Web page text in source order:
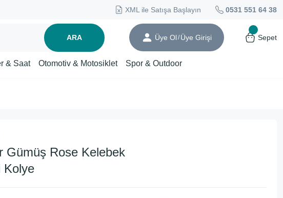
XML ile Satışa Başlayın 0531 551 64 38
ARA Üye Ol/ Üye Girişi Sepet
& Saat Otomotiv & Motosiklet Spor & Outdoor
Gümüş Rose Kelebek
Kolye